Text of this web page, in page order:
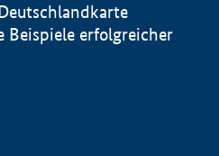
Beispiele erfolgreicher